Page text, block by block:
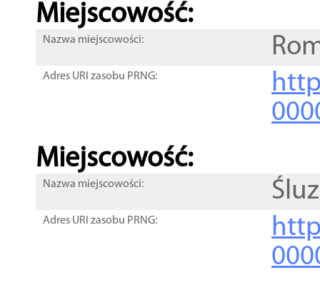
Miejscowość:
Nazwa miejscowości:
Adres URI zasobu PRNG:
Miejscowość:
Nazwa miejscowości:
Adres URI zasobu PRNG: